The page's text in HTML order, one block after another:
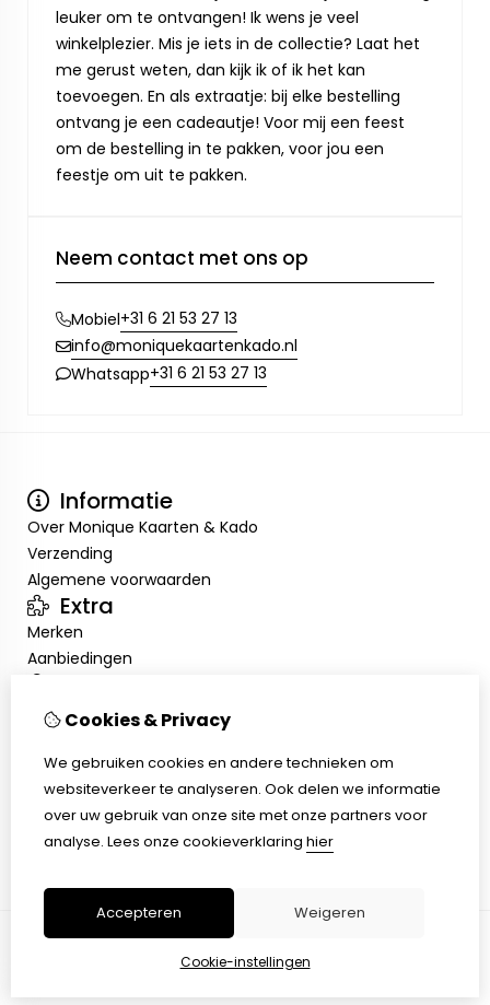
leuker om te ontvangen! Ik wens je veel
winkelplezier. Mis je iets in de collectie? Laat het
me gerust weten, dan kijk ik of ik het kan
toevoegen. En als extraatje: bij elke bestelling
ontvang je een cadeautje! Voor mij een feest
om de bestelling in te pakken, voor jou een
feestje om uit te pakken.
Neem contact met ons op
Mobiel+31 6 21 53 27 13
info@moniquekaartenkado.nl
Whatsapp+31 6 21 53 27 13
Informatie
Over Monique Kaarten & Kado
Verzending
Algemene voorwaarden
Extra
Merken
Aanbiedingen
Inloggen
Nieuwsbrief
Klantenservice
Contact
Sitemap
Cookies & Privacy
We gebruiken cookies en andere technieken om
websiteverkeer te analyseren. Ook delen we informatie
over uw gebruik van onze site met onze partners voor
analyse. Lees onze cookieverklaring hier
Accepteren Weigeren
Cookie-instellingen